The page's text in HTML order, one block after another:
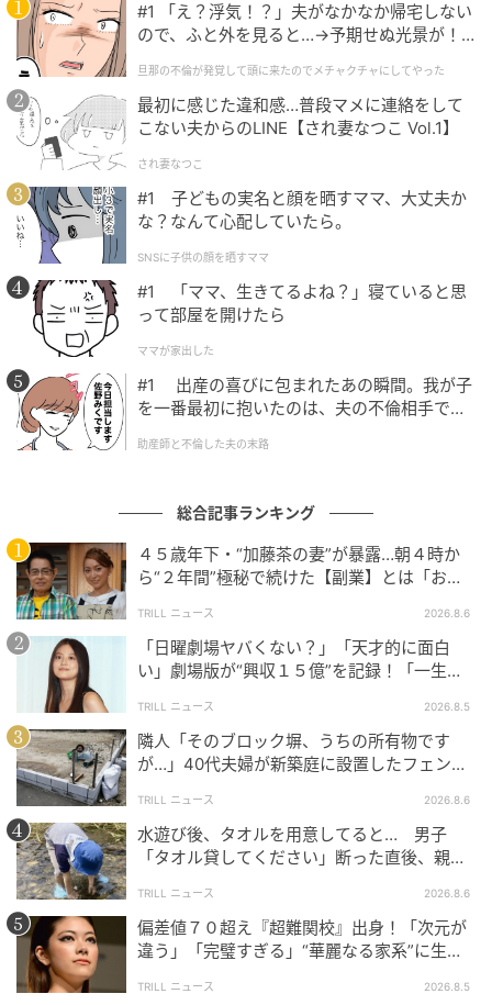
今回は、たまごや具材を一気にチンする「レンチンキ
ッシュ」をご紹介。具材は冷蔵庫にあるものや、こど
ものお気に入りの食材などに変えて、アレンジしてみ
てくださいね。
【材料（子どもひとり分）】
冷凍枝豆……（さやのままで）20g
ミニトマト……2個
たまご……1個
牛乳……大さじ1
塩……少々
シュレッドチーズ……5g
ケチャップ……適量
【作り方】
1、枝豆は解凍してさやから取り出す。ミニトマトは縦
4等分に切る。
2、耐熱ボウルにたまごを割って溶き、牛乳と塩を加え
#1 「え？浮気！？」夫がなかなか帰宅しない
ので、ふと外を見ると…→予期せぬ光景が！
クチャにしてやった
旦那の不倫が発覚して頭に来たのでメチャクチャにしてやった
最初に感じた違和感…普段マメに連絡をして
こない夫からのLINE【され妻なつこ Vol.1】
され妻なつこ
#1 子どもの実名と顔を晒すママ、大丈夫か
な？なんて心配していたら。
SNSに子供の顔を晒すママ
#1 「ママ、生きてるよね？」寝ていると思
って部屋を開けたら
ママが家出した
#1 出産の喜びに包まれたあの瞬間。我が子
を一番最初に抱いたのは、夫の不倫相手でし
助産師と不倫した夫の末路
総合記事ランキング
４５歳年下・“加藤茶の妻”が暴露…朝４時か
ら“２年間”極秘で続けた【副業】とは「お金
TRILL ニュース 2026.8.6
「日曜劇場ヤバくない？」「天才的に面白
い」劇場版が“興収１５億”を記録！「一生言
TRILL ニュース 2026.8.5
隣人「そのブロック塀、うちの所有物です
が…」40代夫婦が新築庭に設置したフェン
TRILL ニュース 2026.8.6
水遊び後、タオルを用意してると… 男子
「タオル貸してください」断った直後、親が
TRILL ニュース 2026.8.6
偏差値７０超え『超難関校』出身！「次元が
違う」「完璧すぎる」“華麗なる家系”に生ま
TRILL ニュース 2026.8.5